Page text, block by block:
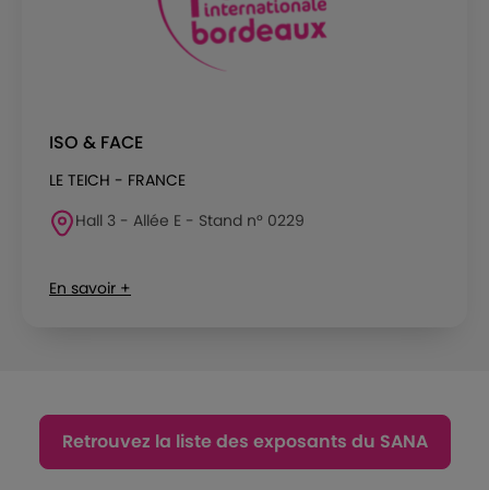
ISO & FACE
LE TEICH - FRANCE
Hall 3 - Allée E - Stand n° 0229
En savoir +
Retrouvez la liste des exposants du SANA